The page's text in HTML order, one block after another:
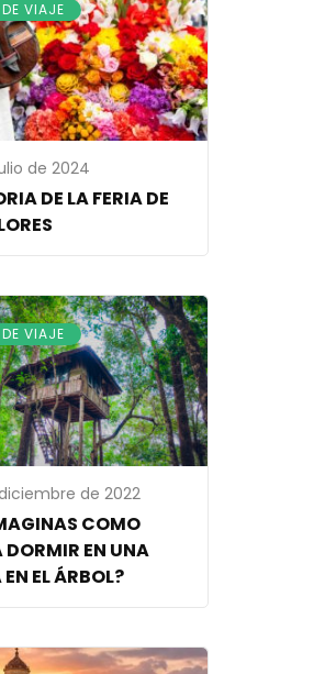
VIAJE
de 2024
DE LA FERIA DE
VIAJE
de 2022
COMO
DORMIR EN UNA
EL ÁRBOL?